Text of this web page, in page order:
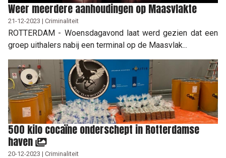
Weer meerdere aanhoudingen op Maasvlakte
21-12-2023 | Criminaliteit
ROTTERDAM - Woensdagavond laat werd gezien dat een
groep uithalers nabij een terminal op de Maasvlak...
500 kilo cocaïne onderschept in Rotterdamse
haven
20-12-2023 | Criminaliteit